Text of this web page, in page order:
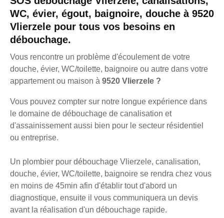
WC, évier, égout, baignoire, douche à 9520
Vlierzele pour tous vos besoins en
débouchage.
Vous rencontre un problème d'écoulement de votre
douche, évier, WC/toilette, baignoire ou autre dans votre
appartement ou maison à 9520 Vlierzele ?
Vous pouvez compter sur notre longue expérience dans
le domaine de débouchage de canalisation et
d'assainissement aussi bien pour le secteur résidentiel
ou entreprise.
Un plombier pour débouchage Vlierzele, canalisation,
douche, évier, WC/toilette, baignoire se rendra chez vous
en moins de 45min afin d'établir tout d'abord un
diagnostique, ensuite il vous communiquera un devis
avant la réalisation d'un débouchage rapide.